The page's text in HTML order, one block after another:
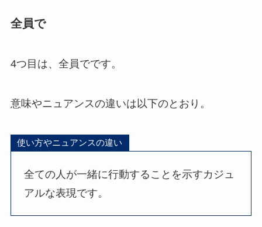
全員で
4つ目は、全員でです。
意味やニュアンスの違いは以下のとおり。
使い方やニュアンスの違い
全ての人が一緒に行動することを示すカジュ
アルな表現です。